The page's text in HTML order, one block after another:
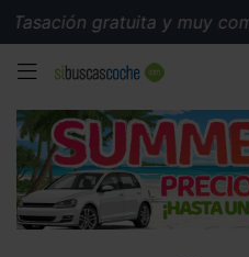
y muy competitiva al
MENÚ